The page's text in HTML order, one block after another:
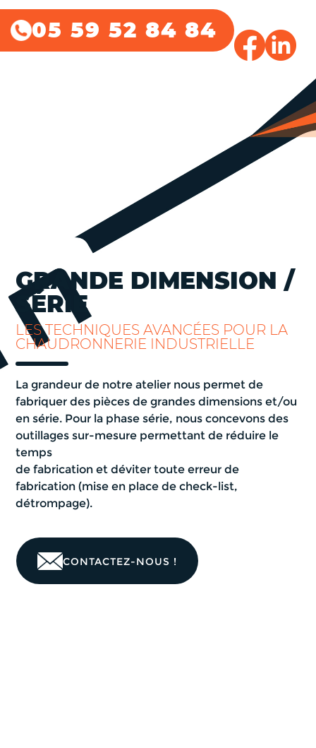
GRANDE DIMENSION /
SÉRIE
LES TECHNIQUES AVANCÉES POUR LA
CHAUDRONNERIE INDUSTRIELLE
La grandeur de notre atelier nous permet de
fabriquer des pièces de grandes dimensions et/ou
en série. Pour la phase série, nous concevons des
outillages sur-mesure permettant de réduire le
temps
de fabrication et déviter toute erreur de
fabrication (mise en place de check-list,
détrompage).
CONTACTEZ-NOUS !
05 59 52 84 84